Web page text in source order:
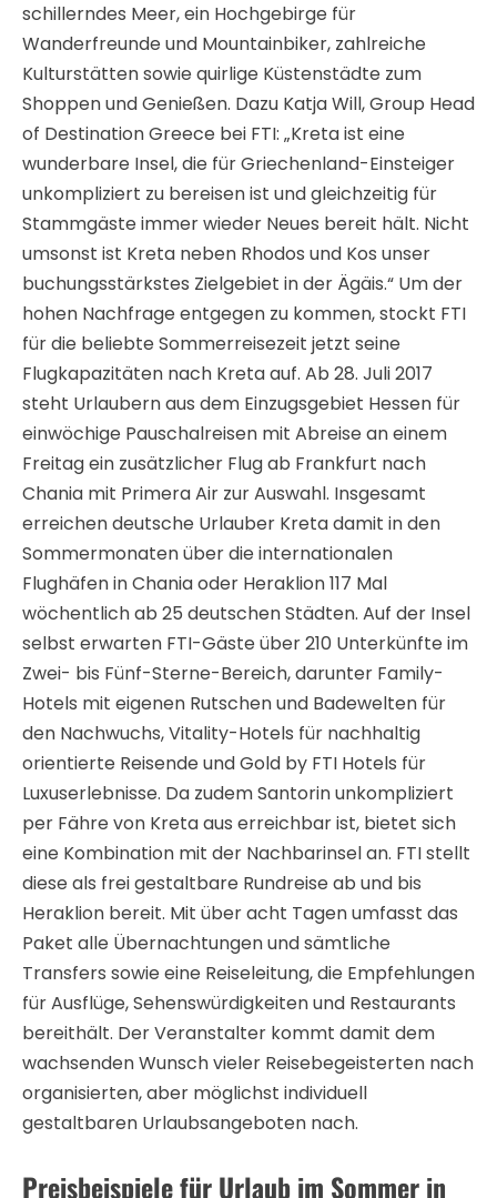
schillerndes Meer, ein Hochgebirge für
Wanderfreunde und Mountainbiker, zahlreiche
Kulturstätten sowie quirlige Küstenstädte zum
Shoppen und Genießen. Dazu Katja Will, Group Head
of Destination Greece bei FTI: „Kreta ist eine
wunderbare Insel, die für Griechenland-Einsteiger
unkompliziert zu bereisen ist und gleichzeitig für
Stammgäste immer wieder Neues bereit hält. Nicht
umsonst ist Kreta neben Rhodos und Kos unser
buchungsstärkstes Zielgebiet in der Ägäis.“ Um der
hohen Nachfrage entgegen zu kommen, stockt FTI
für die beliebte Sommerreisezeit jetzt seine
Flugkapazitäten nach Kreta auf. Ab 28. Juli 2017
steht Urlaubern aus dem Einzugsgebiet Hessen für
einwöchige Pauschalreisen mit Abreise an einem
Freitag ein zusätzlicher Flug ab Frankfurt nach
Chania mit Primera Air zur Auswahl. Insgesamt
erreichen deutsche Urlauber Kreta damit in den
Sommermonaten über die internationalen
Flughäfen in Chania oder Heraklion 117 Mal
wöchentlich ab 25 deutschen Städten. Auf der Insel
selbst erwarten FTI-Gäste über 210 Unterkünfte im
Zwei- bis Fünf-Sterne-Bereich, darunter Family-
Hotels mit eigenen Rutschen und Badewelten für
den Nachwuchs, Vitality-Hotels für nachhaltig
orientierte Reisende und Gold by FTI Hotels für
Luxuserlebnisse. Da zudem Santorin unkompliziert
per Fähre von Kreta aus erreichbar ist, bietet sich
eine Kombination mit der Nachbarinsel an. FTI stellt
diese als frei gestaltbare Rundreise ab und bis
Heraklion bereit. Mit über acht Tagen umfasst das
Paket alle Übernachtungen und sämtliche
Transfers sowie eine Reiseleitung, die Empfehlungen
für Ausflüge, Sehenswürdigkeiten und Restaurants
bereithält. Der Veranstalter kommt damit dem
wachsenden Wunsch vieler Reisebegeisterten nach
organisierten, aber möglichst individuell
gestaltbaren Urlaubsangeboten nach.
Preisbeispiele für Urlaub im Sommer in